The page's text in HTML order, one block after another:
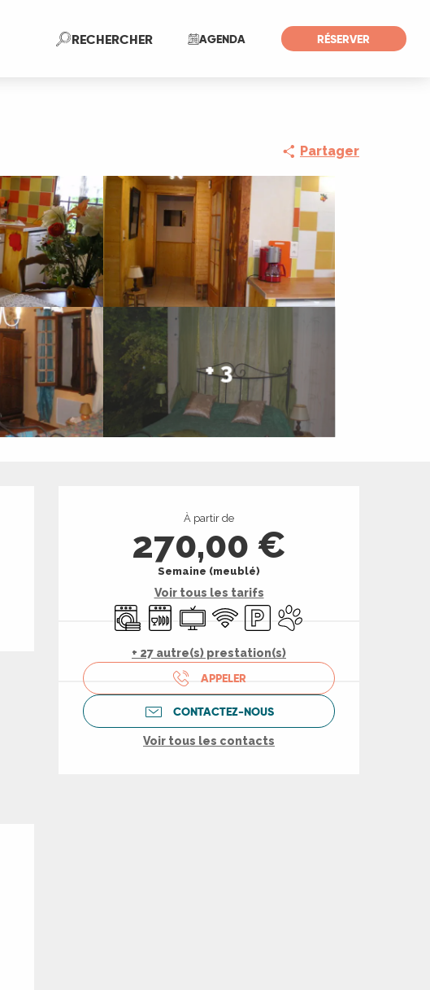
AGENDA RÉSERVER
RECHERCHERRecherche
Partager
+ 3
Ouverture et
À partir de
270,00 €
Semaine (meublé)
Voir tous les tarifs
Lave lingeLave vaisselle
Télévision
WiFi ParkingAnimaux acceptés
+ 27 autre(s) prestation(s)
APPELER
CONTACTEZ-NOUS
Voir tous les contacts